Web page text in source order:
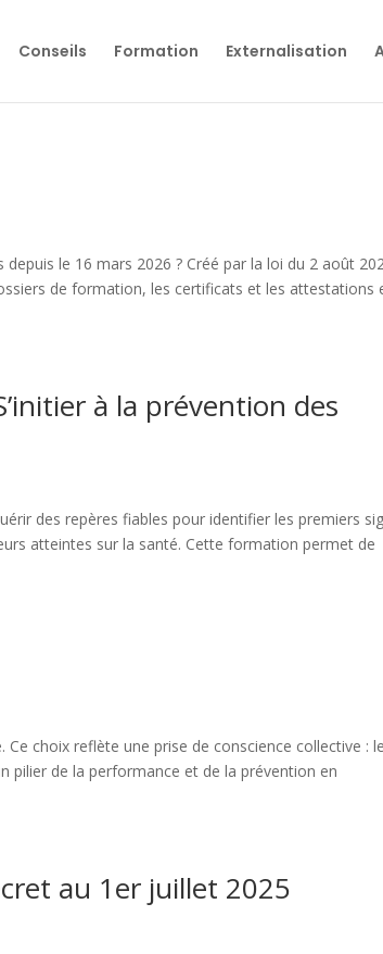
Conseils Formation Externalisation
le 16 mars 2026 ? Créé par la loi du 2 août
de formation, les certificats et les attestations
à la prévention des
des repères fiables pour identifier les premiers
atteintes sur la santé. Cette formation permet de
choix reflète une prise de conscience collective :
pilier de la performance et de la prévention en
au 1er juillet 2025